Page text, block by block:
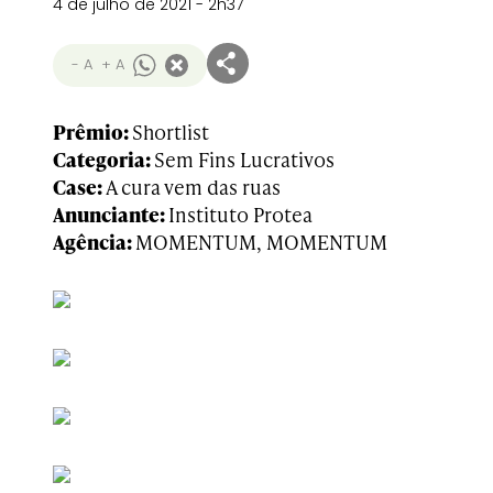
4 de julho de 2021 - 2h37
- A + A
Prêmio:Shortlist
Categoria:Sem Fins Lucrativos
Case:A cura vem das ruas
Anunciante:Instituto Protea
Agência:MOMENTUM, MOMENTUM